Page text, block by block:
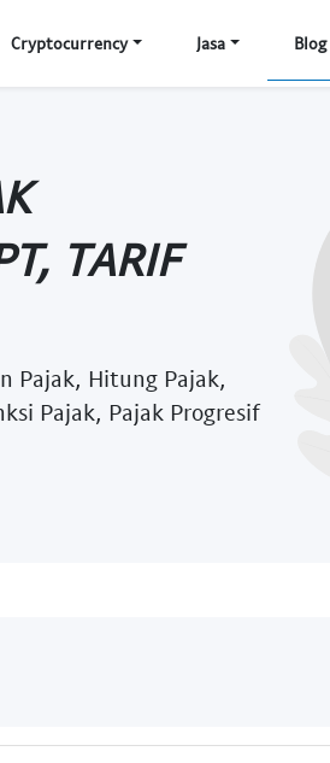
Cryptocurrency Jasa Blog
TARIF
Pajak, Hitung Pajak,
Pajak, Pajak Progresif